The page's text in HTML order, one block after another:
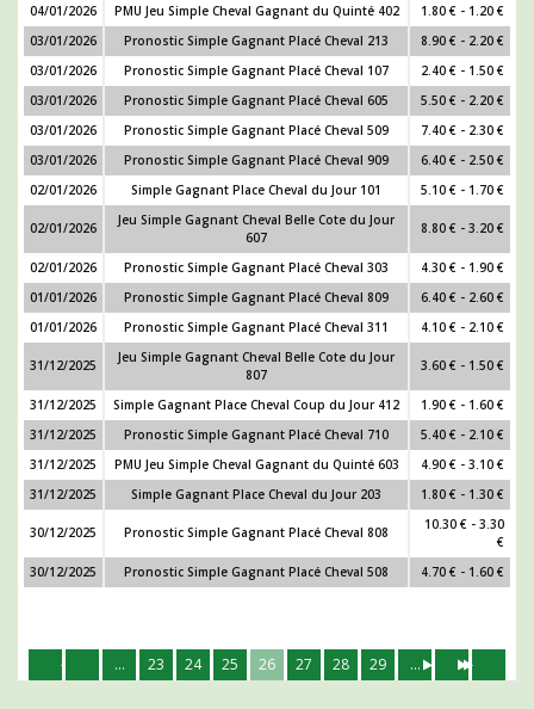
04/01/2026
PMU Jeu Simple Cheval Gagnant du Quinté 402
1.80 € - 1.20 €
03/01/2026
Pronostic Simple Gagnant Placé Cheval 213
8.90 € - 2.20 €
03/01/2026
Pronostic Simple Gagnant Placé Cheval 107
2.40 € - 1.50 €
03/01/2026
Pronostic Simple Gagnant Placé Cheval 605
5.50 € - 2.20 €
03/01/2026
Pronostic Simple Gagnant Placé Cheval 509
7.40 € - 2.30 €
03/01/2026
Pronostic Simple Gagnant Placé Cheval 909
6.40 € - 2.50 €
02/01/2026
Simple Gagnant Place Cheval du Jour 101 5.10 € - 1.70 €
02/01/2026
Jeu Simple Gagnant Cheval Belle Cote du Jour
607
8.80 € - 3.20 €
02/01/2026 Pronostic Simple Gagnant Placé Cheval 303
4.30 € - 1.90 €
01/01/2026
Pronostic Simple Gagnant Placé Cheval 809
6.40 € - 2.60 €
01/01/2026
Pronostic Simple Gagnant Placé Cheval 311 4.10 € - 2.10 €
31/12/2025
Jeu Simple Gagnant Cheval Belle Cote du Jour
807
3.60 € - 1.50 €
31/12/2025 Simple Gagnant Place Cheval Coup du Jour 412
1.90 € - 1.60 €
31/12/2025
Pronostic Simple Gagnant Placé Cheval 710
5.40 € - 2.10 €
31/12/2025
PMU Jeu Simple Cheval Gagnant du Quinté 603
4.90 € - 3.10 €
31/12/2025
Simple Gagnant Place Cheval du Jour 203 1.80 € - 1.30 €
30/12/2025 Pronostic Simple Gagnant Placé Cheval 808
10.30 € - 3.30
€
30/12/2025
Pronostic Simple Gagnant Placé Cheval 508 4.70 € - 1.60 €
... 23 24 25 26 27 28 29 ...